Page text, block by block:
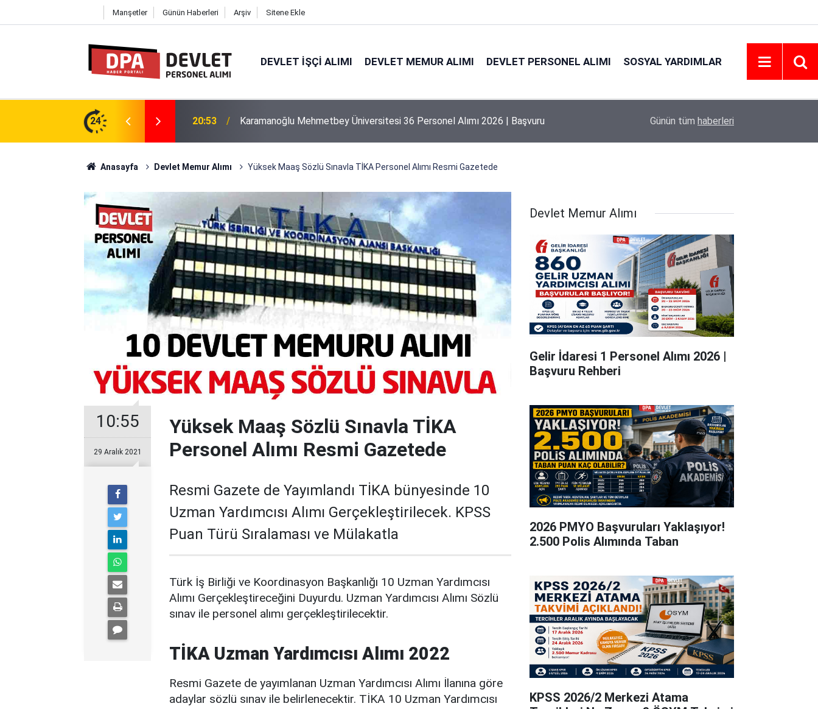
Manşetler Günün Haberleri Arşiv Sitene Ekle
DEVLET İŞÇI ALIMI DEVLET MEMUR ALIMI DEVLET PERSONEL ALIMI SOSYAL YARDIMLAR
24
36 Personel Alımı 2026 | Başvuru 20:48 Erciyes Üniversitesi 207 Personel Alımı 2026 | Başvuru Rehberi Emniyet Personel Alım İlanı 2026 | Şartlar
Günün tüm haberleri
Anasayfa Devlet Memur Alımı Yüksek Maaş Sözlü Sınavla TİKA Personel Alımı Resmi Gazetede
10:55
29 Aralık 2021
Yüksek Maaş Sözlü Sınavla TİKA
Personel Alımı Resmi Gazetede
Resmi Gazete de Yayımlandı TİKA bünyesinde 10
Uzman Yardımcısı Alımı Gerçekleştirilecek. KPSS
Puan Türü Sıralaması ve Mülakatla
Türk İş Birliği ve Koordinasyon Başkanlığı 10 Uzman Yardımcısı
Alımı Gerçekleştireceğini Duyurdu. Uzman Yardımcısı Alımı Sözlü
sınav ile personel alımı gerçekleştirilecektir.
TİKA Uzman Yardımcısı Alımı 2022
Resmi Gazete de yayımlanan Uzman Yardımcısı Alımı İlanına göre
adaylar sözlü sınav ile belirlenecektir. TİKA 10 Uzman Yardımcısı
Devlet Memur Alımı
Gelir İdaresi 1 Personel Alımı 2026 |
Başvuru Rehberi
2026 PMYO Başvuruları Yaklaşıyor!
2.500 Polis Alımında Taban
KPSS 2026/2 Merkezi Atama